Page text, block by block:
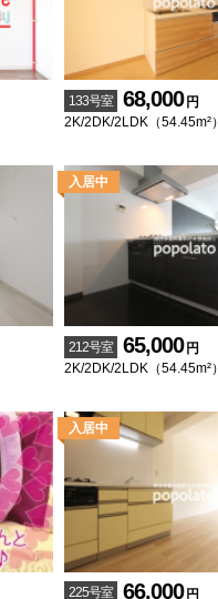
133号室 68,000 円
2K/2DK/2LDK（54.45m²）
212号室 65,000 円
2K/2DK/2LDK（54.45m²）
225号室 66,000 円